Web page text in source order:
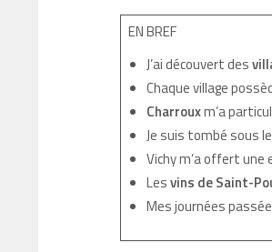
EN BREF
J’ai découvert des
Chaque village
Charrouxm’a
Je suis tombé sous
Vichy m’a offert
Lesvins de Saint-
Mes journées